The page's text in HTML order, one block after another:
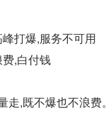
打爆,服务不可用
,白付钱
走,既不爆也不浪费。